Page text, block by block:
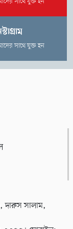
স্কুল-কলেজের
বিবেচনা করা যেতে
সাথে যুক্ত হন
দারুস সালাম,